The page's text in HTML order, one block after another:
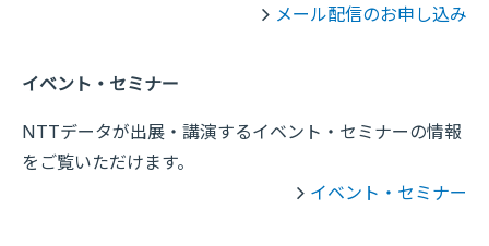
メール配信のお申し込み
イベント・セミナー
NTTデータが出展・講演するイベント・セミナーの情報
をご覧いただけます。
イベント・セミナー